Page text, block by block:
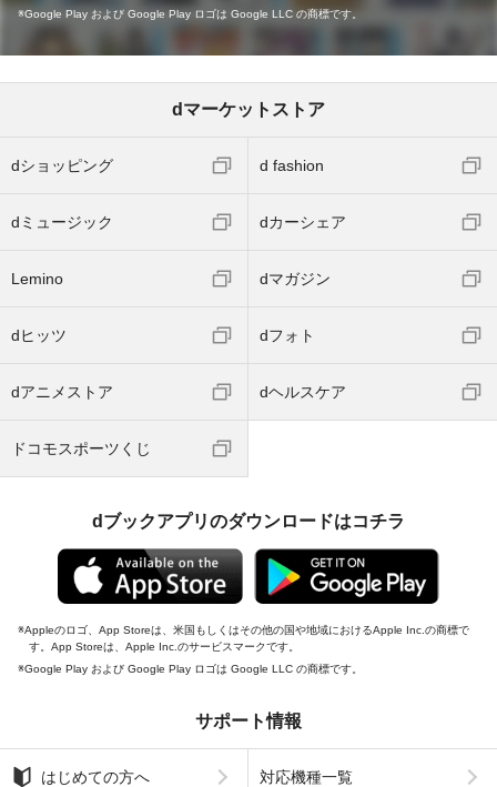
Google Play および Google Play ロゴは Google LLC の商標です。
dマーケットストア
dショッピング d fashion
dミュージック dカーシェア
Lemino dマガジン
dヒッツ dフォト
dアニメストア dヘルスケア
ドコモスポーツくじ
dブックアプリのダウンロードはコチラ
Appleのロゴ、App Storeは、米国もしくはその他の国や地域におけるApple Inc.の商標で
す。App Storeは、Apple Inc.のサービスマークです。
Google Play および Google Play ロゴは Google LLC の商標です。
サポート情報
はじめての方へ 対応機種一覧